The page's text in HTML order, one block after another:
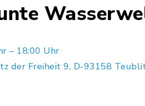
– 18:00 Uhr
der Freiheit 9, D-93158